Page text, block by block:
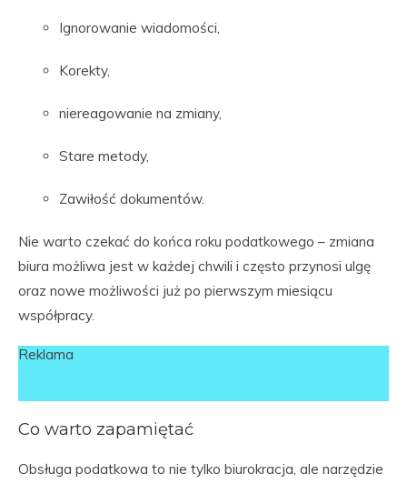
Ignorowanie wiadomości,
Korekty,
niereagowanie na zmiany,
Stare metody,
Zawiłość dokumentów.
Nie warto czekać do końca roku podatkowego – zmiana
biura możliwa jest w każdej chwili i często przynosi ulgę
oraz nowe możliwości już po pierwszym miesiącu
współpracy.
Reklama
Co warto zapamiętać
Obsługa podatkowa to nie tylko biurokracja, ale narzędzie